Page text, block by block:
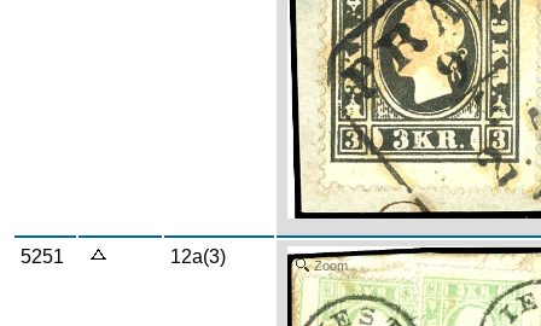
5251 12a(3) Zoom